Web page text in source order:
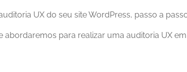
UX do seu site WordPress, passo a
para realizar uma auditoria UX